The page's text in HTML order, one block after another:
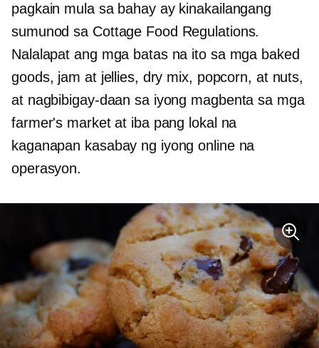
pagkain mula sa bahay ay kinakailangang
sumunod sa Cottage Food Regulations.
Nalalapat ang mga batas na ito sa mga baked
goods, jam at jellies, dry mix, popcorn, at nuts,
at nagbibigay-daan sa iyong magbenta sa mga
farmer's market at iba pang lokal na
kaganapan kasabay ng iyong online na
operasyon.